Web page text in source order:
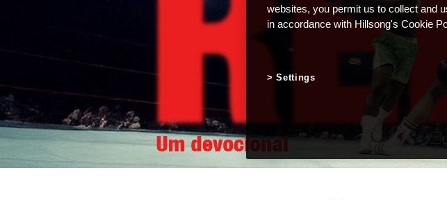
websites, you permit us to collect and
in accordance with Hillsong's Cookie
Settings